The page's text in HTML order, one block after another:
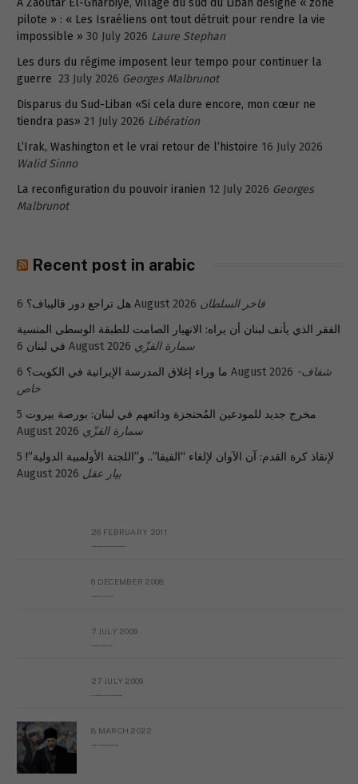
pilote » : « Les Israéliens ont tout détruit pour rendre la vie
impossible » 30 July 2026 Laure Stephan
Les durs du régime imposent leur tempo pour continuer la
guerre 23 July 2026 Georges Malbrunot
Disparus du Sud-Liban «Si cela dure encore, mon cœur ne
tiendra pas» 21 July 2026 Libération
L’Irak, Washington et le vrai retour de l’histoire 16 July 2026
Walid Sinno
La reconfiguration du pouvoir iranien 12 July 2026 Georges
Malbrunot
Recent post in arabic
هل تراجع دور قاليباف؟ 6 August 2026 فاخر السلطان
الفقر الذي يأنف لبنان أن يراه: الانهيار الصامت للطبقة الوسطى المنسية
في لبنان 6 August 2026 سمارة القزّي
ما وراء إغلاق المدرسة الإيرانية في الكويت؟ 6 August 2026 شفاف-
خاص
مخرج جديد للمودعين المُحتجزة ودائعهم في لبنان: بورصة بيروت 5
August 2026 سمارة القزّي
لإنقاذ كرة القدم: آن الآوان لإلغاء “الفيفا”.. و”اللجنة الأولمبية الدولية”! 5
August 2026 بيار عقل
26 FEBRUARY 2011
6 DECEMBER 2008
7 JULY 2009
27 JULY 2009
8 MARCH 2022